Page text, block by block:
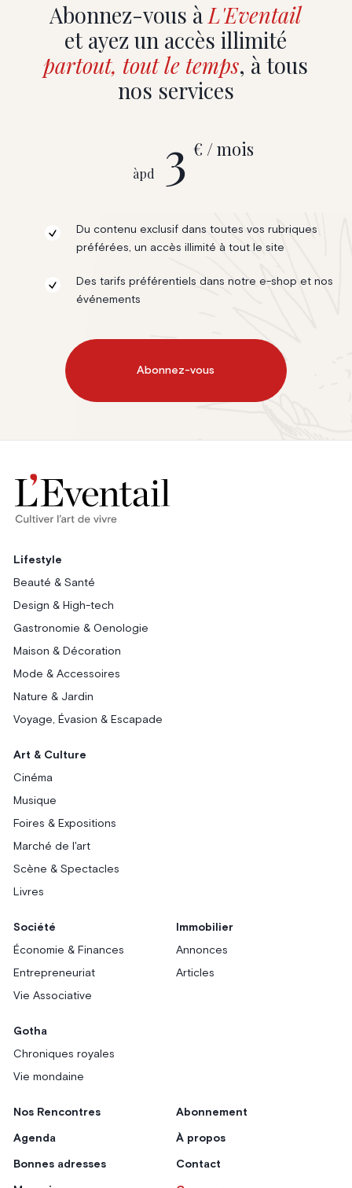
Abonnez-vous àL'Eventail
et ayez un accès illimité
partout, tout le temps, à tous
nos services
àpd 3 € / mois
Du contenu exclusif dans toutes vos rubriques
préférées, un accès illimité à tout le site
Des tarifs préférentiels dans notre e-shop et nos
événements
Abonnez-vous
Lifestyle
Beauté & Santé
Design & High-tech
Gastronomie & Oenologie
Maison & Décoration
Mode & Accessoires
Nature & Jardin
Voyage, Évasion & Escapade
Art & Culture
Cinéma
Musique
Foires & Expositions
Marché de l'art
Scène & Spectacles
Livres
Société
Économie & Finances
Entrepreneuriat
Vie Associative
Immobilier
Annonces
Articles
Gotha
Chroniques royales
Vie mondaine
Nos Rencontres
Agenda
Bonnes adresses
Abonnement
À propos
Contact